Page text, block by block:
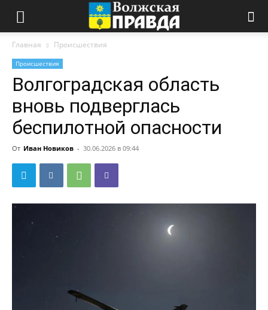
Главная Происшествия
Происшествия
Волгоградская область
вновь подверглась
беспилотной опасности
От Иван Новиков - 30.06.2026 в 09:44